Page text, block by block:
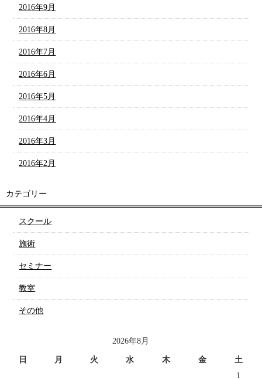
2016年9月
2016年8月
2016年7月
2016年6月
2016年5月
2016年4月
2016年3月
2016年2月
カテゴリー
スクール
施術
セミナー
教室
その他
2026年8月
日 月 火 水 木 金
土
1